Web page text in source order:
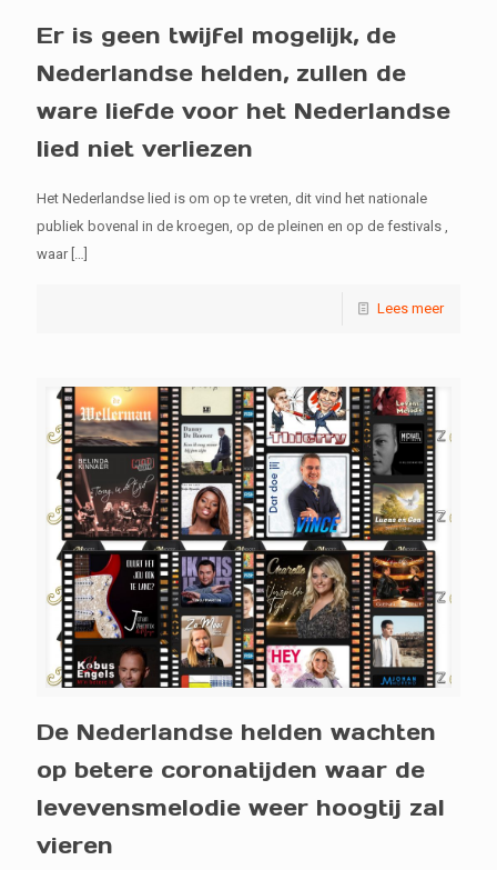
Er is geen twijfel mogelijk, de
Nederlandse helden, zullen de
ware liefde voor het Nederlandse
lied niet verliezen
Het Nederlandse lied is om op te vreten, dit vind het nationale
publiek bovenal in de kroegen, op de pleinen en op de festivals ,
waar[…]
Lees meer
De Nederlandse helden wachten
op betere coronatijden waar de
levevensmelodie weer hoogtij zal
vieren